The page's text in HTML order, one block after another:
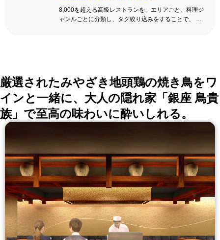
8,000を超える高級レストランを、エリアごと、料理ジ
ャンルごとに分類し、タグ絞り込みをすることで、 い
厳選されたみやざき地頭鶏の焼き鳥をワ
インと一緒に、大人の隠れ家「銀座 鳥貴
族」で至高の味わいに酔いしれる。